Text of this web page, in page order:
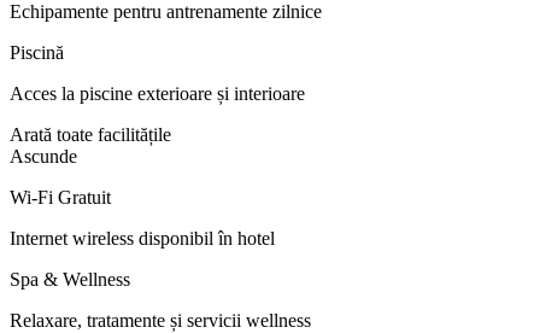
Echipamente pentru antrenamente zilnice
Piscină
Acces la piscine exterioare și interioare
Arată toate facilitățile
Ascunde
Wi-Fi Gratuit
Internet wireless disponibil în hotel
Spa & Wellness
Relaxare, tratamente și servicii wellness